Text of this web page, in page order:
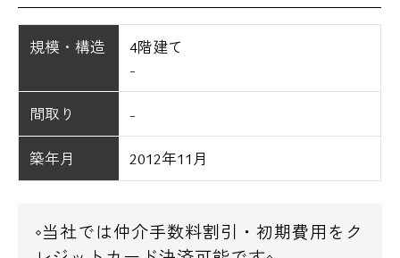
規模・構造
4階建て
-
間取り -
築年月 2012年11月
◇当社では仲介手数料割引・初期費用をク